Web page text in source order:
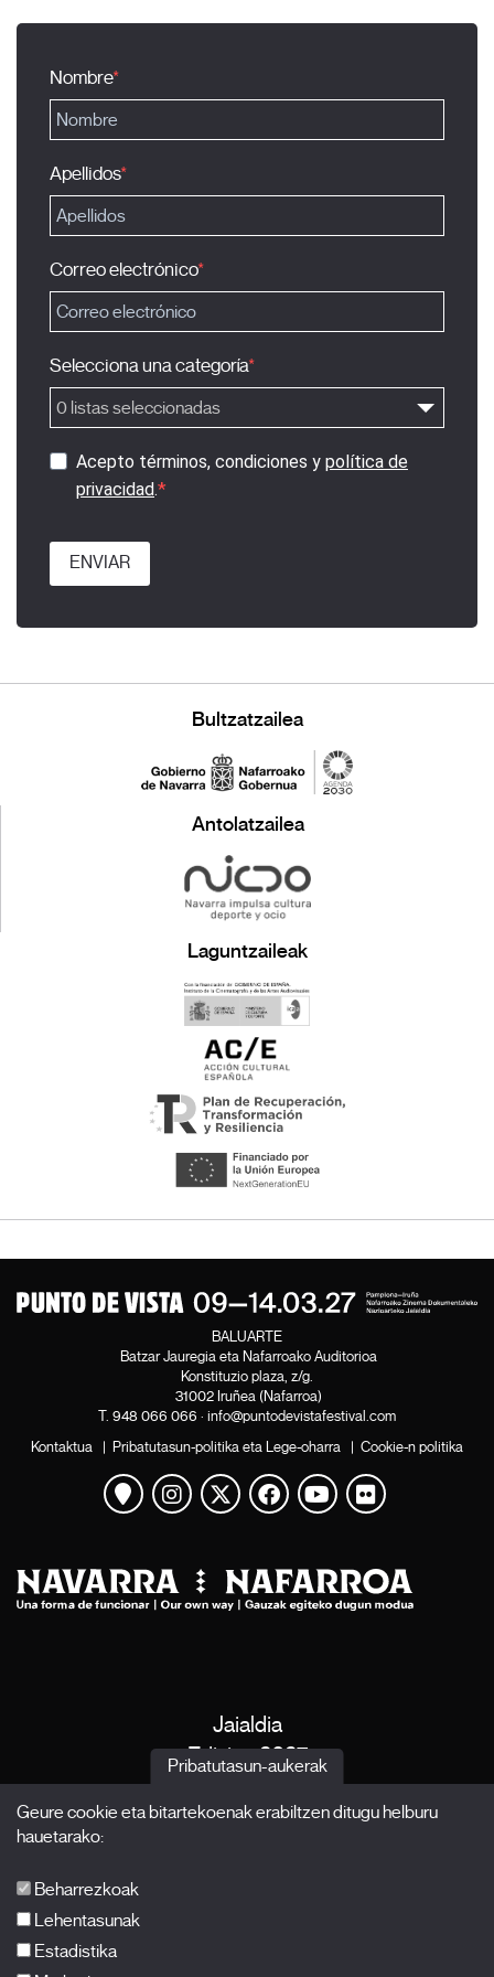
Nombre
Apellidos
Correo electrónico
Selecciona una categoría
0 listas seleccionadas
Acepto términos, condiciones y política de
privacidad.
ENVIAR
Bultzatzailea
Antolatzailea
Laguntzaileak
BALUARTE
Batzar Jauregia eta Nafarroako Auditorioa
Konstituzio plaza, z/g.
31002 Iruñea (Nafarroa)
T. 948 066 066 · info@puntodevistafestival.com
Kontaktua | Pribatutasun-politika eta Lege-oharra | Cookie-n politika
Mapa ikusi
Instagram
Twitter
Facebook
Youtube
Flickr
Jaialdia
Edizioa 2027
Akreditazioak
Pribatutasun-aukerak
Geure cookie eta bitartekoenak erabiltzen ditugu helburu
hauetarako:
Beharrezkoak
Lehentasunak
Estadistika